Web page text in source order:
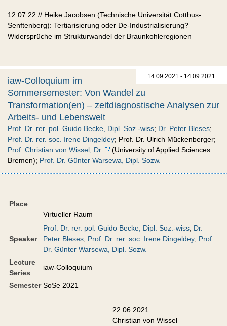
12.07.22 // Heike Jacobsen (Technische Universität Cottbus-
Senftenberg): Tertiarisierung oder De-Industrialisierung?
Widersprüche im Strukturwandel der Braunkohleregionen
14.09.2021 - 14.09.2021
iaw-Colloquium im
Sommersemester: Von Wandel zu
Transformation(en) – zeitdiagnostische Analysen zur
Arbeits- und Lebenswelt
Prof. Dr. rer. pol. Guido Becke, Dipl. Soz.-wiss; Dr. Peter Bleses;
Prof. Dr. rer. soc. Irene Dingeldey; Prof. Dr. Ulrich Mückenberger;
Prof. Christian von Wissel, Dr.
(University of Applied Sciences
Bremen); Prof. Dr. Günter Warsewa, Dipl. Sozw.
Place
Virtueller Raum
Speaker
Prof. Dr. rer. pol. Guido Becke, Dipl. Soz.-wiss; Dr.
Peter Bleses; Prof. Dr. rer. soc. Irene Dingeldey; Prof.
Dr. Günter Warsewa, Dipl. Sozw.
Lecture
Series
iaw-Colloquium
Semester SoSe 2021
22.06.2021
Christian von Wissel